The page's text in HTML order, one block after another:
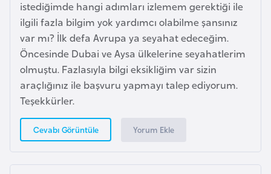
istediğimde hangi adımları izlemem gerektiği ile
ilgili fazla bilgim yok yardımcı olabilme şansınız
var mı? İlk defa Avrupa ya seyahat edeceğim.
Öncesinde Dubai ve Aysa ülkelerine seyahatlerim
olmuştu. Fazlasıyla bilgi eksikliğim var sizin
araçlığınız ile başvuru yapmayı talep ediyorum.
Teşekkürler.
Cevabı Görüntüle Yorum Ekle
o
r
e
G
ü
n
e
S
u